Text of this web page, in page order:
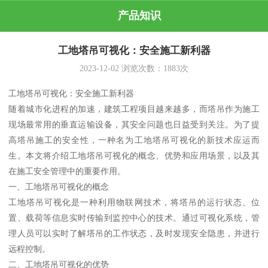
产品知识
工地塔吊可视化：安全施工新利器
2023-12-02 浏览次数： 1883次
工地塔吊可视化：安全施工新利器
随着城市化进程的加速，建筑工程项目越来越多，而塔吊作为施工
现场最常用的垂直运输设备，其安全问题也日益受到关注。为了提
高塔吊施工的安全性，一种名为工地塔吊可视化的新技术应运而
生。本文将介绍工地塔吊可视化的概念、优势和应用场景，以及其
在施工安全管理中的重要作用。
一、工地塔吊可视化的概念
工地塔吊可视化是一种利用物联网技术，将塔吊的运行状态、位
置、载荷等信息实时传输到监控中心的技术。通过可视化系统，管
理人员可以实时了解塔吊的工作状态，及时发现安全隐患，并进行
远程控制。
二、工地塔吊可视化的优势